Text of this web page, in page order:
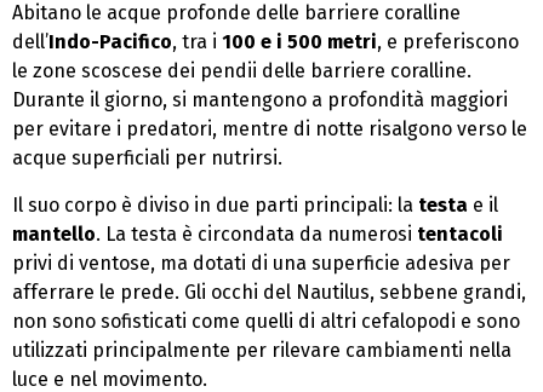
Abitano le acque profonde delle barriere coralline
dell’Indo-Pacifico, tra i 100 e i 500 metri, e preferiscono
le zone scoscese dei pendii delle barriere coralline.
Durante il giorno, si mantengono a profondità maggiori
per evitare i predatori, mentre di notte risalgono verso le
acque superficiali per nutrirsi.
Il suo corpo è diviso in due parti principali: la testa e il
mantello. La testa è circondata da numerosi tentacoli
privi di ventose, ma dotati di una superficie adesiva per
afferrare le prede. Gli occhi del Nautilus, sebbene grandi,
non sono sofisticati come quelli di altri cefalopodi e sono
utilizzati principalmente per rilevare cambiamenti nella
luce e nel movimento.